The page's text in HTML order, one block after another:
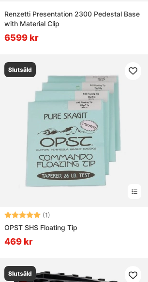
Renzetti Presentation 2300 Pedestal Base
with Material Clip
6599 kr
Slutsåld
Betyg: (1)
OPST SHS Floating Tip
469 kr
Slutsåld